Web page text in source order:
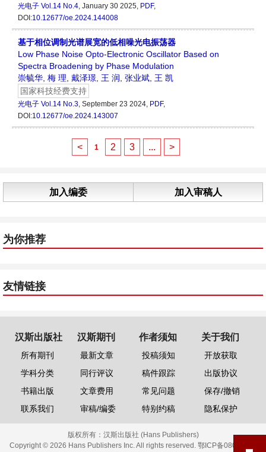
光电子 Vol.14 No.4, January 30 2025, PDF,
DOI:10.12677/oe.2024.144008
基于相位调制光谱展宽的低相噪光电振荡器
Low Phase Noise Opto-Electronic Oscillator Based on
Spectra Broadening by Phase Modulation
崇毓华, 梅 理, 戴泽璟, 王 润, 张业斌, 王 凯
国家科技经费支持
光电子 Vol.14 No.3, September 23 2024, PDF,
DOI:10.12677/oe.2024.143007
< 1 2 3 ... >
加入编委 加入审稿人
为你推荐
友情链接
汉斯出版社
所有期刊
学科分类
书籍出版
联系我们
汉斯期刊
最新文章
同行评议
文章费用
审稿/编委
作者须知
投稿须知
稿件跟踪
常见问题
特别约稿
关于我们
开放获取
出版协议
保存/撤销
隐私保护
版权所有： 汉斯出版社 (Hans Publishers)
Copyright © 2026 Hans Publishers Inc. All rights reserved. 鄂ICP备08006613